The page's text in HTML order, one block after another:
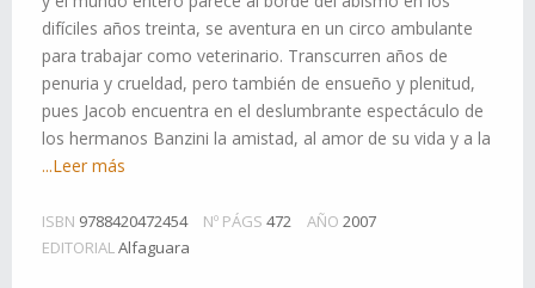
difíciles años treinta, se aventura en un circo ambulante
para trabajar como veterinario. Transcurren años de
penuria y crueldad, pero también de ensueño y plenitud,
pues Jacob encuentra en el deslumbrante espectáculo de
los hermanos Banzini la amistad, al amor de su vida y a la
...Leer más
ISBN 9788420472454 Nº PÁGS 472 AÑO 2007
EDITORIALAlfaguara